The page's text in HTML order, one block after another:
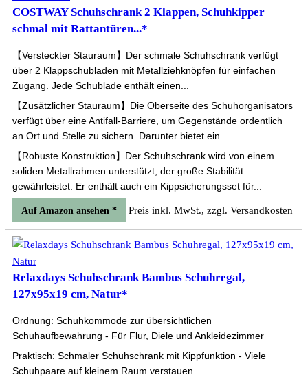
COSTWAY Schuhschrank 2 Klappen, Schuhkipper
schmal mit Rattantüren...*
【Versteckter Stauraum】Der schmale Schuhschrank verfügt
über 2 Klappschubladen mit Metallziehknöpfen für einfachen
Zugang. Jede Schublade enthält einen...
【Zusätzlicher Stauraum】Die Oberseite des Schuhorganisators
verfügt über eine Antifall-Barriere, um Gegenstände ordentlich
an Ort und Stelle zu sichern. Darunter bietet ein...
【Robuste Konstruktion】Der Schuhschrank wird von einem
soliden Metallrahmen unterstützt, der große Stabilität
gewährleistet. Er enthält auch ein Kippsicherungsset für...
Auf Amazon ansehen * Preis inkl. MwSt., zzgl. Versandkosten
Relaxdays Schuhschrank Bambus Schuhregal,
127x95x19 cm, Natur*
Ordnung: Schuhkommode zur übersichtlichen
Schuhaufbewahrung - Für Flur, Diele und Ankleidezimmer
Praktisch: Schmaler Schuhschrank mit Kippfunktion - Viele
Schuhpaare auf kleinem Raum verstauen